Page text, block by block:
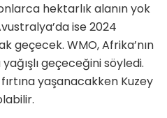
hektarlık alanın yok
ise 2024
geçecek. WMO, Afrika’nın
geçeceğini söyledi.
yaşanacakken Kuzey